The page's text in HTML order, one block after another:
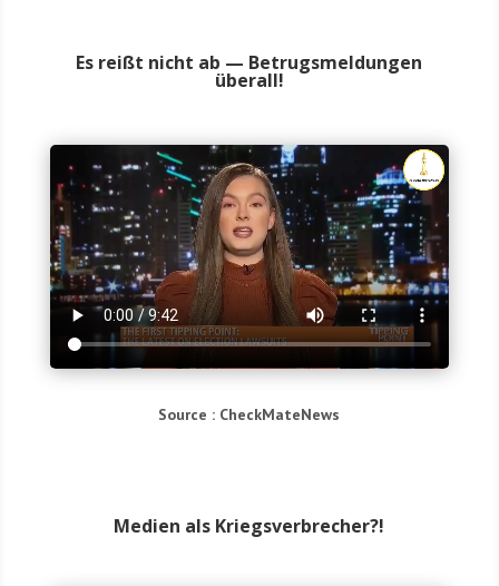
Es reißt nicht ab — Betrugsmeldungen
überall!
Source : Check­Ma­teN­ews
Medien als Kriegsverbrecher?!